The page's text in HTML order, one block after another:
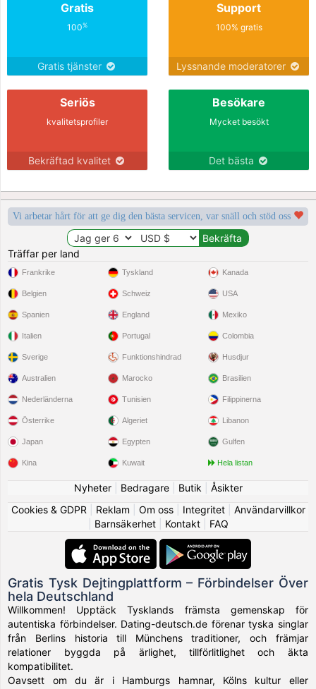
Gratis
100%
Gratis tjänster
Support
100% gratis
Lyssnande moderatorer
Seriös
kvalitetsprofiler
Bekräftad kvalitet
Besökare
Mycket besökt
Det bästa
Vi arbetar hårt för att ge dig den bästa servicen, var snäll och stöd oss
Träffar per land
Frankrike
Belgien
Spanien
Italien
Sverige
Tyskland
Schweiz
England
Portugal
Funktionshindrad
Kanada
USA
Mexiko
Colombia
Husdjur
Australien
Nederländerna
Österrike
Japan
Kina
Marocko
Tunisien
Algeriet
Egypten
Kuwait
Brasilien
Filippinerna
Libanon
Gulfen
Hela listan
Nyheter| Bedragare| Butik
Åsikter
Cookies & GDPR
Reklam Om oss| Integritet| Användarvillkor
Barnsäkerhet| Kontakt| FAQ
Gratis Tysk Dejtingplattform – Förbindelser Över
hela Deutschland
Willkommen! Upptäck Tysklands främsta gemenskap för
autentiska förbindelser. Dating-deutsch.de förenar tyska singlar
från Berlins historia till Münchens traditioner, och främjar
relationer byggda på ärlighet, tillförlitlighet och äkta
kompatibilitet.
Oavsett om du är i Hamburgs hamnar, Kölns kultur eller